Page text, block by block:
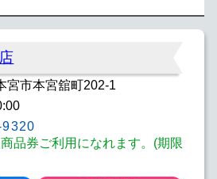
宮市本宮舘町202-1
品券ご利用になれます。(期限